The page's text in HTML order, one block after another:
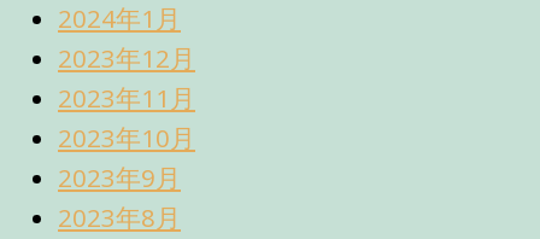
2024年1月
2023年12月
2023年11月
2023年10月
2023年9月
2023年8月